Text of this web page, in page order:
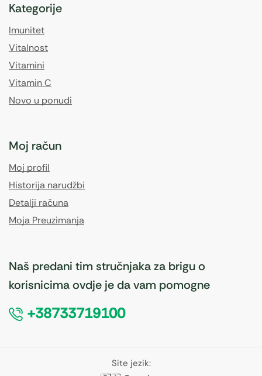
Kategorije
Imunitet
Vitalnost
Vitamini
Vitamin C
Novo u ponudi
Moj račun
Moj profil
Historija narudžbi
Detalji računa
Moja Preuzimanja
Naš predani tim stručnjaka za brigu o
korisnicima ovdje je da vam pomogne
+38733719100
Site jezik: